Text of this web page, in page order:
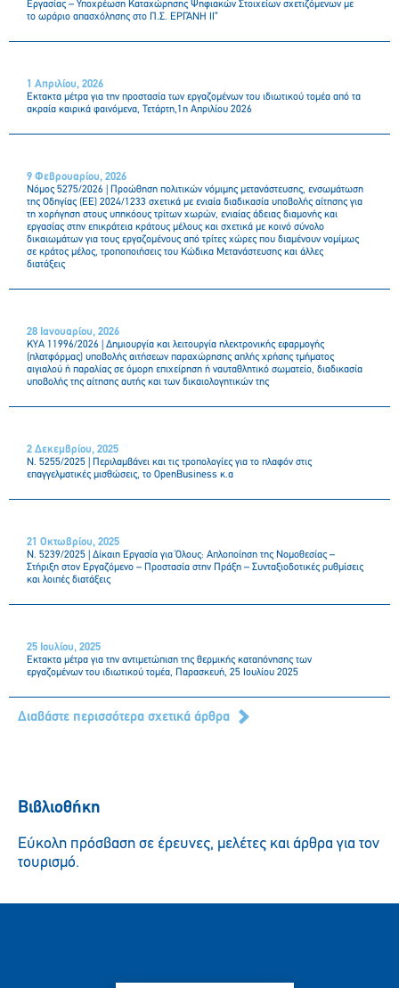
Εργασίας – Υποχρέωση Καταχώρησης Ψηφιακών Στοιχείων σχετιζόμενων με
το ωράριο απασχόλησης στο Π.Σ. ΕΡΓΑΝΗ ΙΙ”
1 Απριλίου, 2026
Έκτακτα μέτρα για την προστασία των εργαζομένων του ιδιωτικού τομέα από τα
ακραία καιρικά φαινόμενα, Τετάρτη,1η Απριλίου 2026
9 Φεβρουαρίου, 2026
Νόμος 5275/2026 | Προώθηση πολιτικών νόμιμης μετανάστευσης, ενσωμάτωση
της Οδηγίας (ΕΕ) 2024/1233 σχετικά με ενιαία διαδικασία υποβολής αίτησης για
τη χορήγηση στους υπηκόους τρίτων χωρών, ενιαίας άδειας διαμονής και
εργασίας στην επικράτεια κράτους μέλους και σχετικά με κοινό σύνολο
δικαιωμάτων για τους εργαζομένους από τρίτες χώρες που διαμένουν νομίμως
σε κράτος μέλος, τροποποιήσεις του Κώδικα Μετανάστευσης και άλλες
διατάξεις
28 Ιανουαρίου, 2026
ΚΥΑ 11996/2026 | Δημιουργία και λειτουργία ηλεκτρονικής εφαρμογής
(πλατφόρμας) υποβολής αιτήσεων παραχώρησης απλής χρήσης τμήματος
αιγιαλού ή παραλίας σε όμορη επιχείρηση ή ναυταθλητικό σωματείο, διαδικασία
υποβολής της αίτησης αυτής και των δικαιολογητικών της
2 Δεκεμβρίου, 2025
N. 5255/2025 | Περιλαμβάνει και τις τροπολογίες για το πλαφόν στις
επαγγελματικές μισθώσεις, το OpenBusiness κ.α
21 Οκτωβρίου, 2025
N. 5239/2025 | Δίκαιη Εργασία για Όλους: Απλοποίηση της Νομοθεσίας –
Στήριξη στον Εργαζόμενο – Προστασία στην Πράξη – Συνταξιοδοτικές ρυθμίσεις
και λοιπές διατάξεις
25 Ιουλίου, 2025
Έκτακτα μέτρα για την αντιμετώπιση της θερμικής καταπόνησης των
εργαζομένων του ιδιωτικού τομέα, Παρασκευή, 25 Ιουλίου 2025
Διαβάστε περισσότερα σχετικά άρθρα
Βιβλιοθήκη
Εύκολη πρόσβαση σε έρευνες, μελέτες και άρθρα για τον
τουρισμό.